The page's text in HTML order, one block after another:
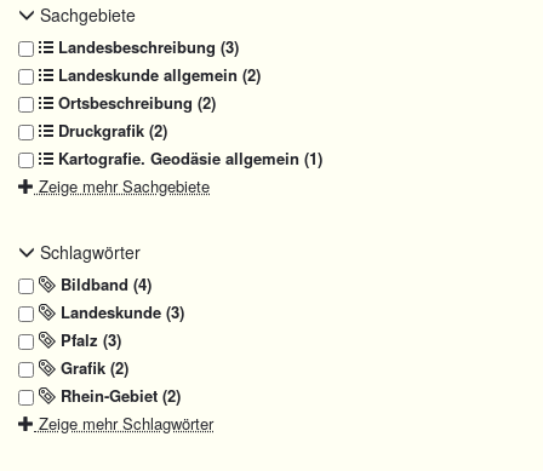
Sachgebiete
Landesbeschreibung (3)
Landeskunde allgemein (2)
Ortsbeschreibung (2)
Druckgrafik (2)
Kartografie. Geodäsie allgemein (1)
Zeige mehr Sachgebiete
Schlagwörter
Bildband (4)
Landeskunde (3)
Pfalz (3)
Grafik (2)
Rhein-Gebiet (2)
Zeige mehr Schlagwörter